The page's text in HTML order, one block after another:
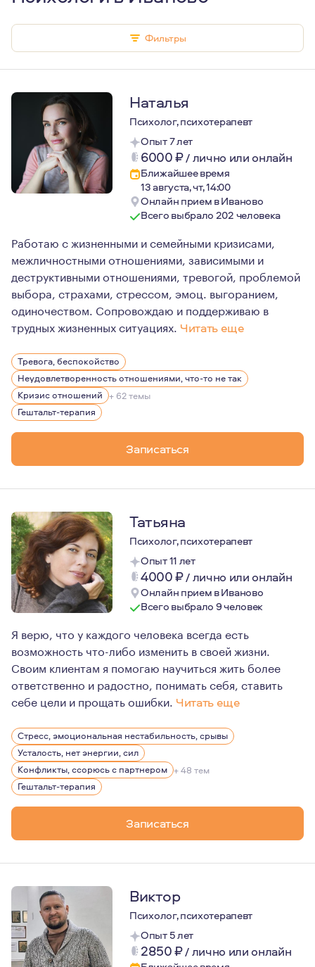
Фильтры
Наталья
Психолог, психотерапевт
Опыт 7 лет
6000₽/лично или онлайн
Ближайшее время
13 августа, чт, 14:00
Онлайн прием в Иваново
Всего выбрало 202 человека
Работаю с жизненными и семейными кризисами,
межличностными отношениями, зависимыми и
деструктивными отношениями, тревогой, проблемой
выбора, страхами, стрессом, эмоц. выгоранием,
одиночеством. Сопровождаю и поддерживаю в
трудных жизненных ситуациях. Читать еще
Я пришла в психологию в момент проживания
На данный момент я имею достаточно опыта, знаний и
Люблю жизнь во всём её многообразии, активные
17 лет в стабильных отношениях, воспитываю 3 детей
Тревога, беспокойство
Неудовлетворенность отношениями, что-то не так
Кризис отношений + 62 темы
Гештальт-терапия
Записаться
Татьяна
Психолог, психотерапевт
Опыт 11 лет
4000₽/лично или онлайн
Онлайн прием в Иваново
Всего выбрало 9 человек
Я верю, что у каждого человека всегда есть
возможность что-либо изменить в своей жизни.
Своим клиентам я помогаю научиться жить более
ответственно и радостно, понимать себя, ставить
себе цели и прощать ошибки. Читать еще
Меня интересуют люди, их жизни, их истории. Ко мне
Стресс, эмоциональная нестабильность, срывы
Усталость, нет энергии, сил
Конфликты, ссорюсь с партнером + 48 тем
Гештальт-терапия
Записаться
Виктор
Психолог, психотерапевт
Опыт 5 лет
2850₽/лично или онлайн